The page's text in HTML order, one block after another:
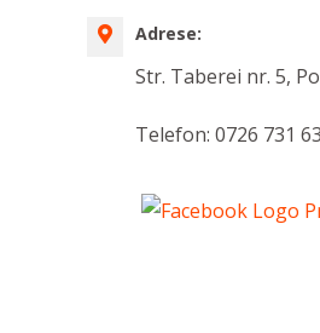
Adrese:
Str. Taberei nr. 5,
Telefon: 0726 731